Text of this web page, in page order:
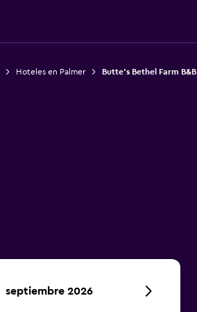
Hoteles en Palmer Butte's Bethel Farm B&B
septiembre 2026